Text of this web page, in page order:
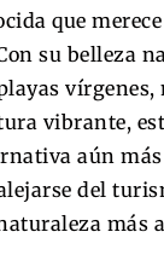
que
su belleza
vírgenes,
vibrante,
aún
del
más